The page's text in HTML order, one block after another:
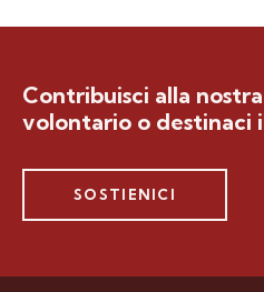
Contribuisci alla
volontario o destinaci
SOSTIENICI